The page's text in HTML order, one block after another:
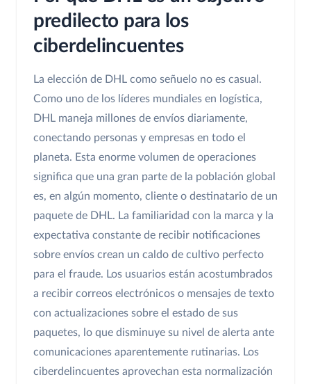
predilecto para los
ciberdelincuentes
La elección de DHL como señuelo no es casual.
Como uno de los líderes mundiales en logística,
DHL maneja millones de envíos diariamente,
conectando personas y empresas en todo el
planeta. Esta enorme volumen de operaciones
significa que una gran parte de la población global
es, en algún momento, cliente o destinatario de un
paquete de DHL. La familiaridad con la marca y la
expectativa constante de recibir notificaciones
sobre envíos crean un caldo de cultivo perfecto
para el fraude. Los usuarios están acostumbrados
a recibir correos electrónicos o mensajes de texto
con actualizaciones sobre el estado de sus
paquetes, lo que disminuye su nivel de alerta ante
comunicaciones aparentemente rutinarias. Los
ciberdelincuentes aprovechan esta normalización